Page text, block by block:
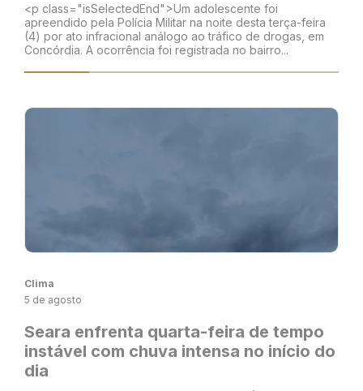
<p class="isSelectedEnd">Um adolescente foi
apreendido pela Polícia Militar na noite desta terça-feira
(4) por ato infracional análogo ao tráfico de drogas, em
Concórdia. A ocorrência foi registrada no bairro...
Clima
5 de agosto
Seara enfrenta quarta-feira de tempo
instável com chuva intensa no início do
dia